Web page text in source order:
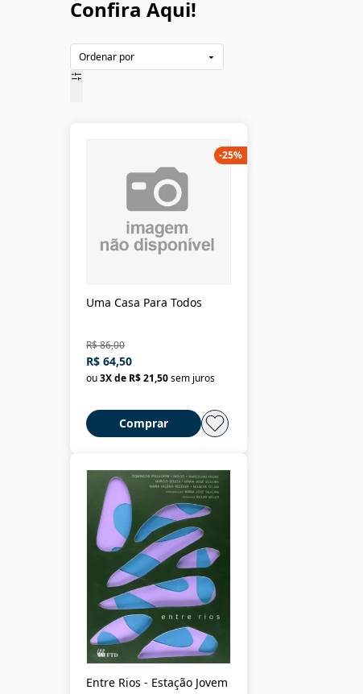
Confira Aqui!
Uma Casa Para Todos
R$ 86,00
R$ 64,50
ou3X de R$ 21,50sem juros
Comprar
-25%
Entre Rios - Estação Jovem